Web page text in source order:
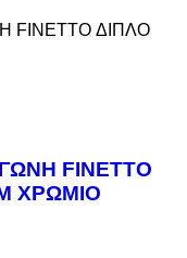
FINETTO
ΧΡΩΜΙΟ